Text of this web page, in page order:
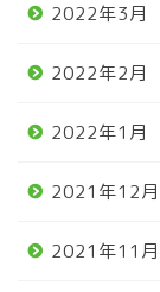
2022年3月
2022年2月
2022年1月
2021年12月
2021年11月